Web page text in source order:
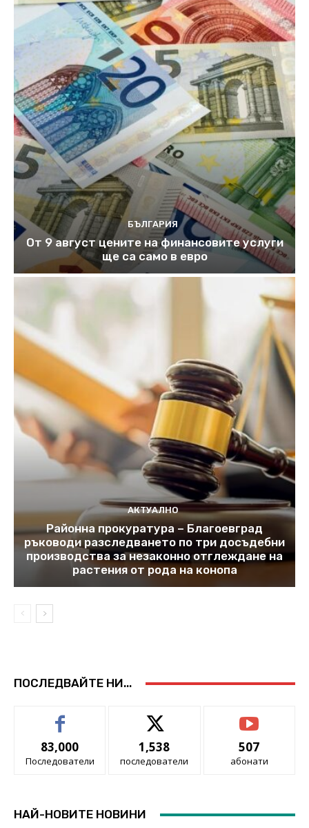
БЪЛГАРИЯ
От 9 август цените на финансовите услуги
ще са само в евро
АКТУАЛНО
Районна прокуратура – Благоевград
ръководи разследването по три досъдебни
производства за незаконно отглеждане на
растения от рода на конопа
ПОСЛЕДВАЙТЕ НИ...
83,000
Последователи
1,538
последователи
507
абонати
НАЙ-НОВИТЕ НОВИНИ